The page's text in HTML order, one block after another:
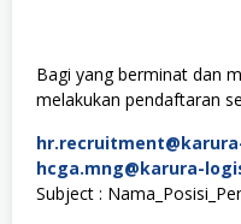
Bagi yang berminat dan
melakukan pendaftaran
hcga.mng@karura-
Subject :